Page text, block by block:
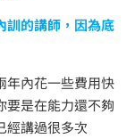
訓的講師，因為底
年內花一些費用快
要是在能力還不夠
經講過很多次